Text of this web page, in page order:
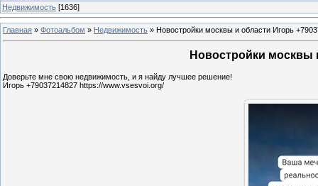
Недвижимость [1636]
Главная » Фотоальбом » Недвижимость » Новостройки москвы и области Игорь
Новостройки москвы
Доверьте мне свою недвижимость, и я найду лучшее решение!
Игорь +79037214827 https://www.vsesvoi.org/